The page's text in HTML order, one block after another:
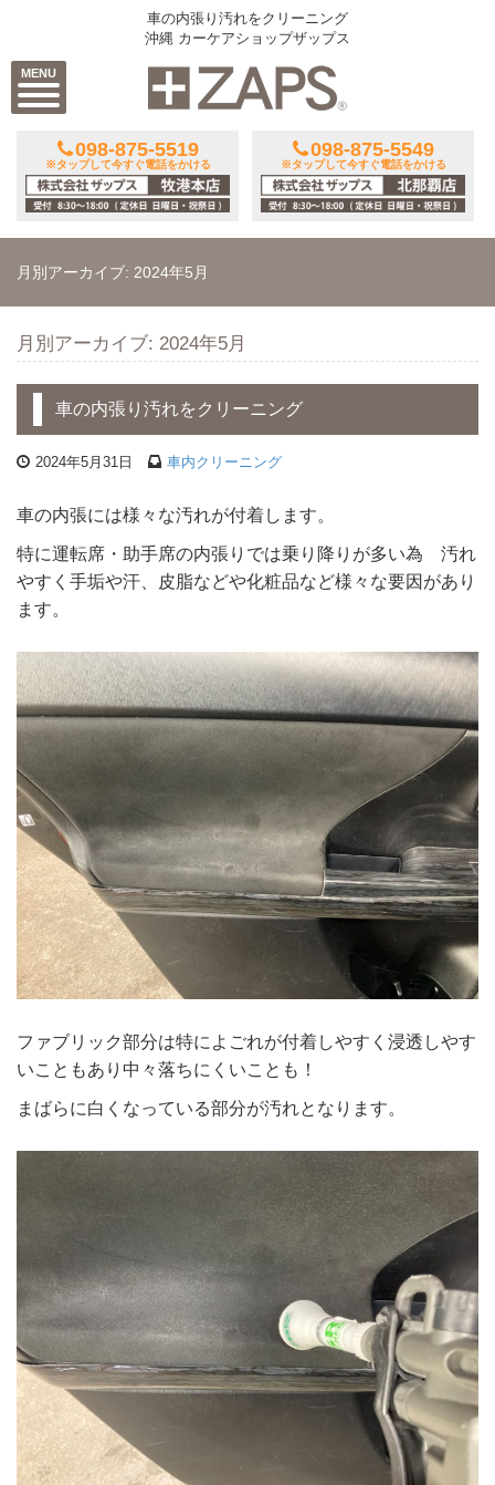
MENU
車の内張り汚れをクリーニング
沖縄 カーケアショップザップス
098-875-5519
※タップして今すぐ電話をかける
098-875-5549
※タップして今すぐ電話をかける
月別アーカイブ: 2024年5月
月別アーカイブ: 2024年5月
車の内張り汚れをクリーニング
2024年5月31日 車内クリーニング
車の内張には様々な汚れが付着します。
特に運転席・助手席の内張りでは乗り降りが多い為 汚れ
やすく手垢や汗、皮脂などや化粧品など様々な要因があり
ます。
ファブリック部分は特によごれが付着しやすく浸透しやす
いこともあり中々落ちにくいことも！
まばらに白くなっている部分が汚れとなります。